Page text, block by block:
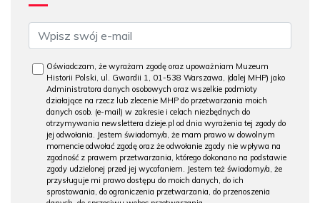
Oświadczam, że wyrażam zgodę oraz upoważniam Muzeum
Historii Polski, ul. Gwardii 1, 01-538 Warszawa, (dalej MHP) jako
Administratora danych osobowych oraz wszelkie podmioty
działające na rzecz lub zlecenie MHP do przetwarzania moich
danych osob. (e-mail) w zakresie i celach niezbędnych do
otrzymywania newslettera dzieje.pl od dnia wyrażenia tej zgody do
jej odwołania. Jestem świadomy/a, że mam prawo w dowolnym
momencie odwołać zgodę oraz że odwołanie zgody nie wpływa na
zgodność z prawem przetwarzania, którego dokonano na podstawie
zgody udzielonej przed jej wycofaniem. Jestem też świadomy/a, że
przysługuje mi prawo dostępu do moich danych, do ich
sprostowania, do ograniczenia przetwarzania, do przenoszenia